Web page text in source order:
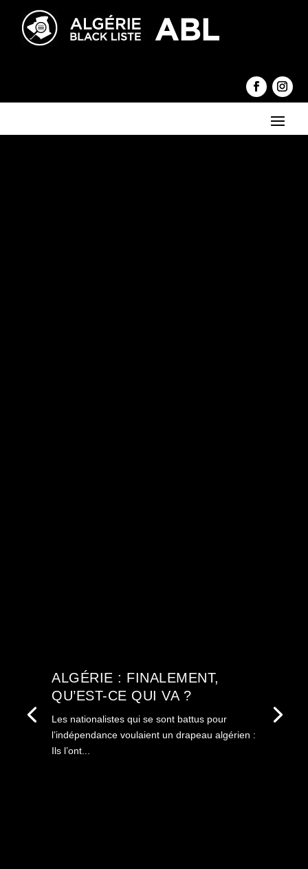
ALGÉRIE : FINALEMENT,
QU’EST-CE QUI VA ?
Les nationalistes qui se sont battus pour
l’indépendance voulaient un drapeau algérien :
Ils l’ont...